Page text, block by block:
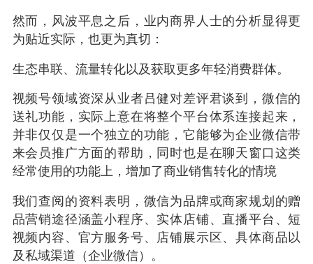
然而，风波平息之后，业内商界人士的分析显得更
为贴近实际，也更为真切：
生态串联、流量转化以及获取更多年轻消费群体。
视频号领域资深从业者吕健对差评君谈到，微信的
送礼功能，实际上意在将整个平台体系连接起来，
并非仅仅是一个独立的功能，它能够为企业微信带
来会员推广方面的帮助，同时也是在聊天窗口这类
经常使用的功能上，增加了商业销售转化的情境
我们查阅的资料表明，微信为品牌或商家规划的赠
品营销途径涵盖小程序、实体店铺、直播平台、短
视频内容、官方服务号、店铺展示区、具体商品以
及私域渠道（企业微信）。